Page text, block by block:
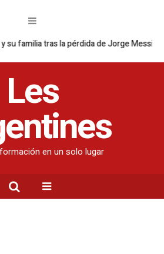
tras la pérdida de Jorge Messi
Les
en un solo lugar